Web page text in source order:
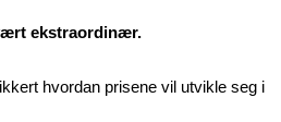
ekstraordinær.
hvordan prisene vil utvikle seg i